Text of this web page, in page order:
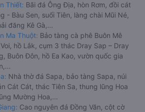
Thiết: Bãi đá Ông Địa, hòn Rơm, đồi cát
- Bàu Sen, suối Tiên, làng chài Mũi Né,
đăng Kê Gà,...
Ma Thuột: Bảo tàng cà phê Buôn Mê
hồ Lắk, cụm 3 thác Dray Sap – Dray
Buôn Đôn, hồ Ea Kao, vườn quốc gia
Nhà thờ đá Sapa, bảo tàng Sapa, núi
Cát Cát, thác Tiên Sa, thung lũng Hoa
Mường Hoa,...
Cao nguyên đá Đồng Văn, cột cờ